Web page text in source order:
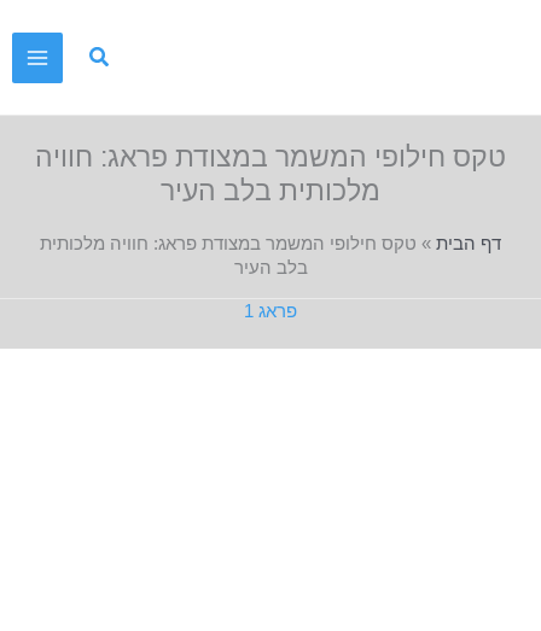
טקס חילופי המשמר במצודת פראג: חוויה
מלכותית בלב העיר
דף הבית » טקס חילופי המשמר במצודת פראג: חוויה מלכותית
בלב העיר
פראג 1